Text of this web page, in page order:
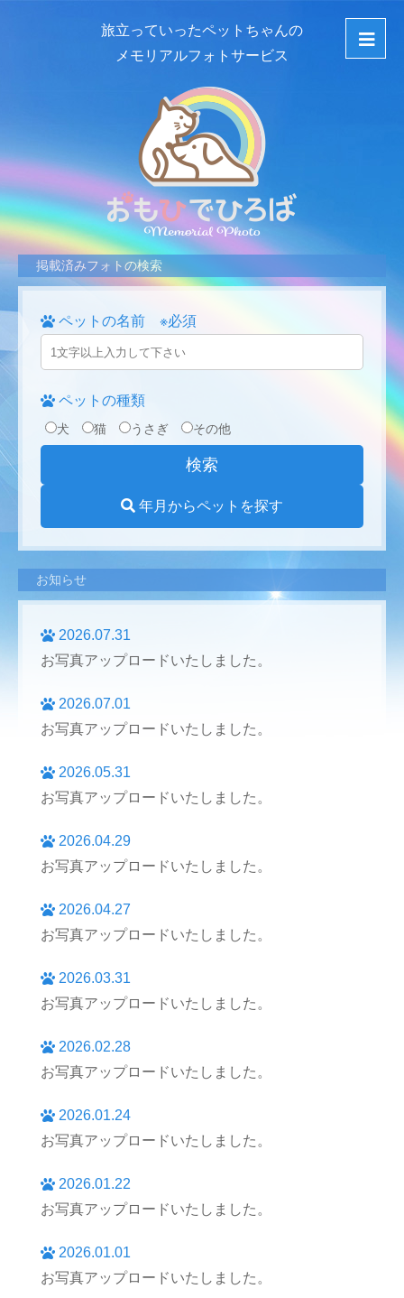
旅立っていったペットちゃんの
メモリアルフォトサービス
掲載済みフォトの検索
ペットの名前 ※必須
ペットの種類
犬 猫 うさぎ その他
年月からペットを探す
お知らせ
2026.07.31
お写真アップロードいたしました。
2026.07.01
お写真アップロードいたしました。
2026.05.31
お写真アップロードいたしました。
2026.04.29
お写真アップロードいたしました。
2026.04.27
お写真アップロードいたしました。
2026.03.31
お写真アップロードいたしました。
2026.02.28
お写真アップロードいたしました。
2026.01.24
お写真アップロードいたしました。
2026.01.22
お写真アップロードいたしました。
2026.01.01
お写真アップロードいたしました。